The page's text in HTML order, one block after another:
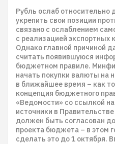
Рубль ослаб относительно
укрепить свои позиции
связано с ослаблением
с реализацией экспортных
Однако главной причиной
считать появившуюся
бюджетном правиле.
начать покупки валюты на
в ближайшее время – как
концепция бюджетного
«Ведомости» со ссылкой
источники в
должен быть согласован
проекта бюджета – в этом
сделать это до 1 октября.